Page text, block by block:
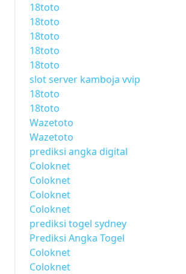
18toto
18toto
18toto
18toto
18toto
slot server kamboja vvip
18toto
18toto
Wazetoto
Wazetoto
prediksi angka digital
Coloknet
Coloknet
Coloknet
Coloknet
prediksi togel sydney
Prediksi Angka Togel
Coloknet
Coloknet